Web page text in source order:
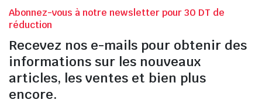
Abonnez-vous à notre newsletter pour 30 DT de
réduction
Recevez nos e-mails pour obtenir des
informations sur les nouveaux
articles, les ventes et bien plus
encore.